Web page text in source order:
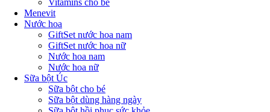
Vitamins cho bé
Menevit
Nước hoa
GiftSet nước hoa nam
GiftSet nước hoa nữ
Nước hoa nam
Nước hoa nữ
Sữa bột Úc
Sữa bột cho bé
Sữa bột dùng hàng ngày